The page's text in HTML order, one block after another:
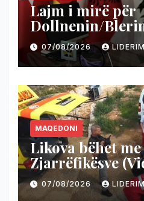
Lajm i mirë për
Dollnenin/
nisur projekti i
për rrugën
Ropotovë
07/08/2026
MAQEDONI
Likova bëhet
Zjarrëfikësve
07/08/2026